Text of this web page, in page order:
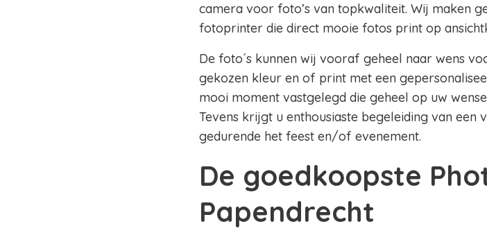
camera voor foto’s van topkwaliteit. Wij maken
fotoprinter die direct mooie fotos print op
De foto´s kunnen wij vooraf geheel naar wens
gekozen kleur en of print met een
mooi moment vastgelegd die geheel op uw
Tevens krijgt u enthousiaste begeleiding van
gedurende het feest en/of evenement.
De goedkoopste
Papendrecht